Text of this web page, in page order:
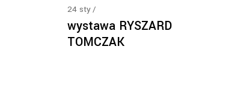
24 sty
wystawa RYSZARD
TOMCZAK